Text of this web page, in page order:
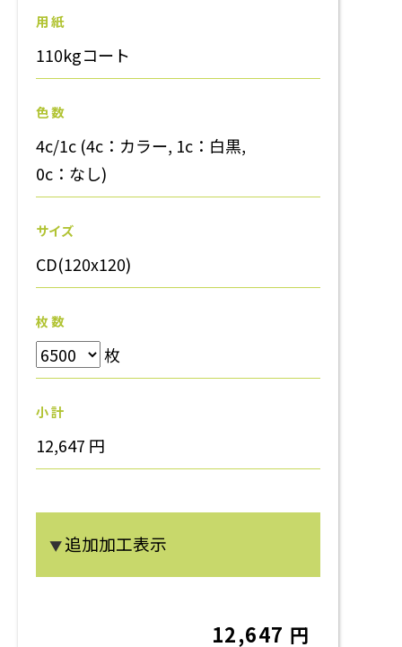
用 紙
110kgコート
色 数
4c/1c (4c：カラー, 1c：白黒,
0c：なし)
サイズ
CD(120x120)
枚 数
枚
小 計
12,647 円
▼追加加工表示
12,647 円